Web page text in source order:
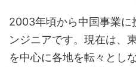
2003年頃から中国事業に
ンジニアです。現在は、
を中心に各地を転々とし